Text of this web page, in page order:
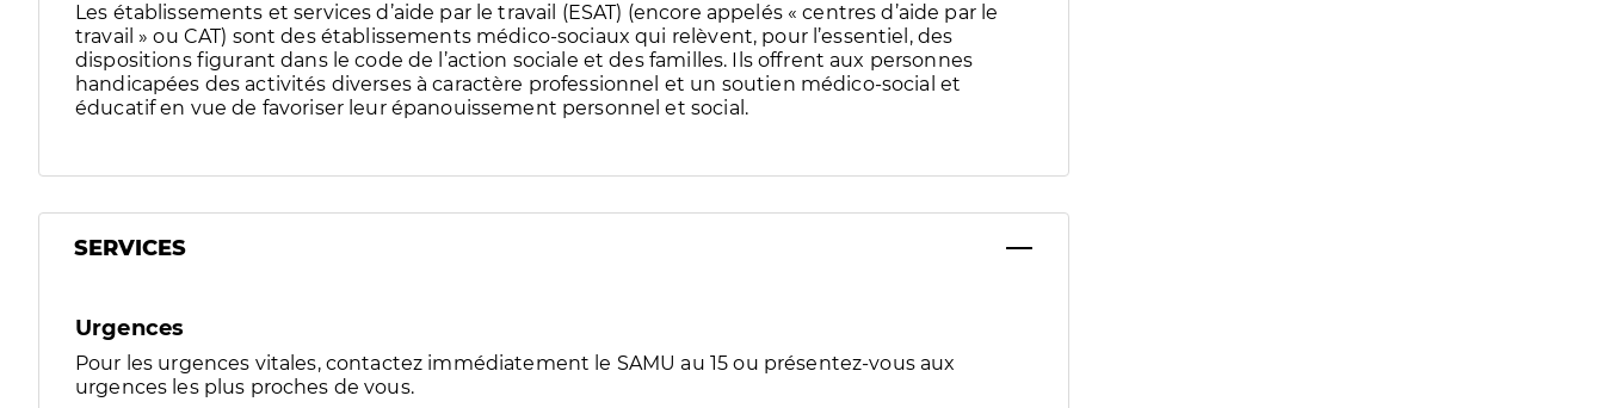
Les établissements et services d’aide par le travail (ESAT) (encore appelés « centres d’aide par le
travail » ou CAT) sont des établissements médico-sociaux qui relèvent, pour l’essentiel, des
dispositions figurant dans le code de l’action sociale et des familles. Ils offrent aux personnes
handicapées des activités diverses à caractère professionnel et un soutien médico-social et
éducatif en vue de favoriser leur épanouissement personnel et social.
SERVICES
Urgences
Pour les urgences vitales, contactez immédiatement le SAMU au 15 ou présentez-vous aux
urgences les plus proches de vous.